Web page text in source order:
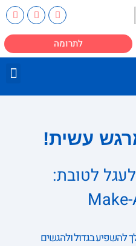
לתרומה
עשית!
לטובת:
להשפיע בגדול ולהגשים